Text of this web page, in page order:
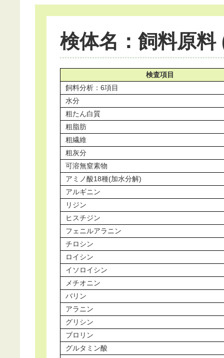
検体名：飼料原料
検査項目
飼料分析：6項目
水分
粗たん白質
粗脂肪
粗繊維
粗灰分
可溶無窒素物
アミノ酸18種(加水分解)
アルギニン
リジン
ヒスチジン
フェニルアラニン
チロシン
ロイシン
イソロイシン
メチオニン
バリン
アラニン
グリシン
ブロリン
グルタミン酸